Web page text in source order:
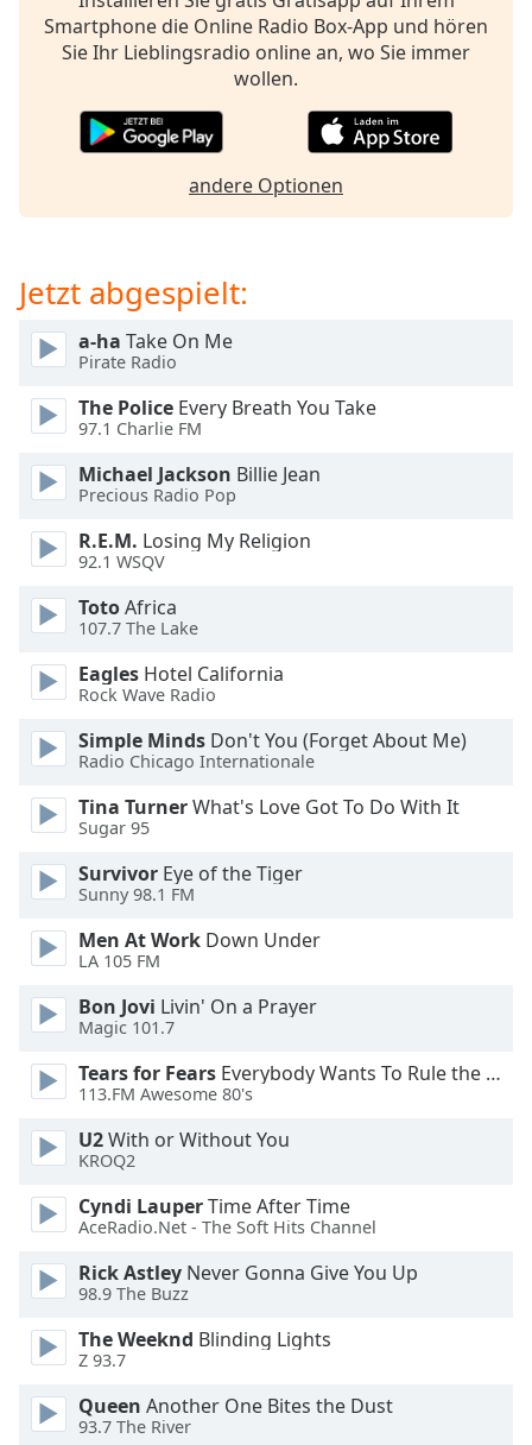
close
Text
Color
Opacity
Background
Color
Opacity
Caption
Area
Background
Color
Opacity
Font
Edge
Style
Font
Family
Reset
Done
Modal
Dialog
dialog
window.
Smartphone die Online Radio Box-App und hören
Sie Ihr Lieblingsradio online an, wo Sie immer
wollen.
andere Optionen
Jetzt abgespielt:
a-ha Take On Me
Pirate Radio
The Police Every Breath You Take
97.1 Charlie FM
Michael Jackson Billie Jean
Precious Radio Pop
R.E.M. Losing My Religion
92.1 WSQV
TotoAfrica
107.7 The Lake
Eagles Hotel California
Rock Wave Radio
Simple Minds Don't You (Forget About Me)
Radio Chicago Internationale
Tina TurnerWhat's Love Got To Do With It
Sugar 95
Survivor Eye of the Tiger
Sunny 98.1 FM
Men At Work Down Under
LA 105 FM
Bon Jovi Livin' On a Prayer
Magic 101.7
Tears for Fears Everybody Wants To Rule the World
113.FM Awesome 80's
U2With or Without You
KROQ2
Cyndi LauperTime After Time
AceRadio.Net - The Soft Hits Channel
Rick Astley Never Gonna Give You Up
98.9 The Buzz
The Weeknd Blinding Lights
Z 93.7
Queen Another One Bites the Dust
93.7 The River